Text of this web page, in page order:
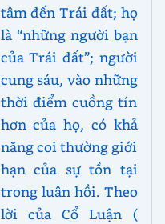
tâm đến Trái đất; họ
là “những người bạn
của Trái đất”; người
cung sáu, vào những
thời điểm cuồng tín
hơn của họ, có khả
năng coi thường giới
hạn của sự tồn tại
trong luân hồi. Theo
lời của Cổ Luận (